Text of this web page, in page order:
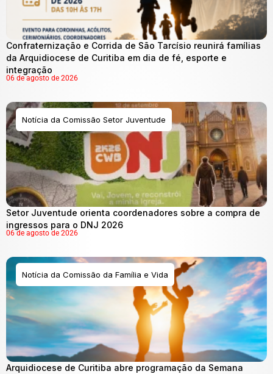
Confraternização e Corrida de São Tarcísio reunirá famílias
da Arquidiocese de Curitiba em dia de fé, esporte e
integração
06 de agosto de 2026
Notícia da Comissão Setor Juventude
Setor Juventude orienta coordenadores sobre a compra de
ingressos para o DNJ 2026
06 de agosto de 2026
Notícia da Comissão da Família e Vida
Arquidiocese de Curitiba abre programação da Semana